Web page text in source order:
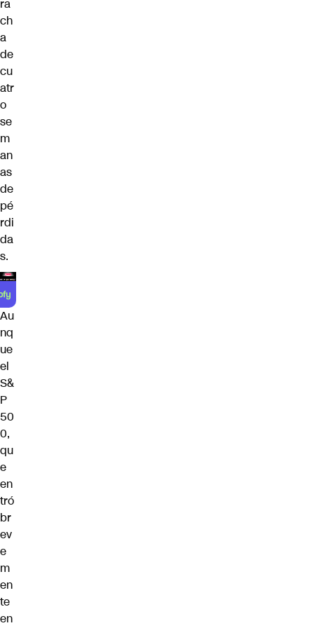
ra
ch
a
de
cu
atr
o
se
m
an
as
de
pé
rdi
da
s.
Au
nq
ue
el
S&
P
50
0,
qu
e
en
tró
br
ev
e
m
en
te
en